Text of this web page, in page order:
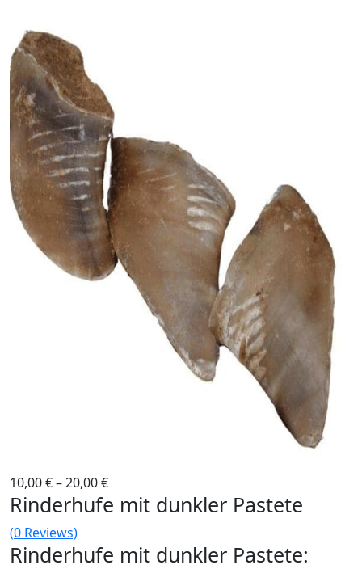
10,00€–20,00€
Rinderhufe mit dunkler Pastete
(0 Reviews)
Rinderhufe mit dunkler Pastete: